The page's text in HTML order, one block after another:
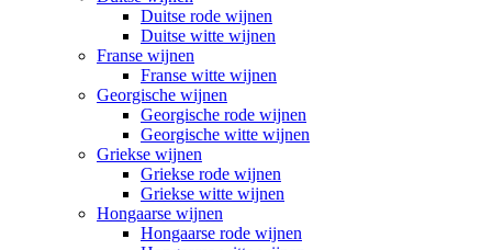
Duitse rode wijnen
Duitse witte wijnen
Franse wijnen
Franse witte wijnen
Georgische wijnen
Georgische rode wijnen
Georgische witte wijnen
Griekse wijnen
Griekse rode wijnen
Griekse witte wijnen
Hongaarse wijnen
Hongaarse rode wijnen